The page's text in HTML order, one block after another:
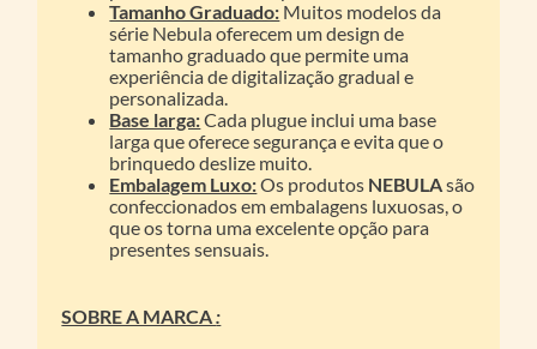
Tamanho Graduado: Muitos modelos da
série Nebula oferecem um design de
tamanho graduado que permite uma
experiência de digitalização gradual e
personalizada.
Base larga:Cada plugue inclui uma base
larga que oferece segurança e evita que o
brinquedo deslize muito.
Embalagem Luxo:Os produtos NEBULAsão
confeccionados em embalagens luxuosas, o
que os torna uma excelente opção para
presentes sensuais.
SOBRE A MARCA: